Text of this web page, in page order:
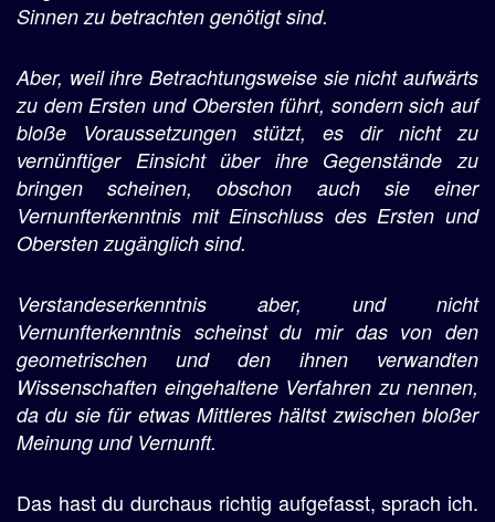
Sinnen zu betrachten genötigt sind.
Aber, weil ihre Betrachtungsweise sie nicht aufwärts
zu dem Ersten und Obersten führt, sondern sich auf
bloße Voraussetzungen stützt, es dir nicht zu
vernünftiger Einsicht über ihre Gegenstände zu
bringen scheinen, obschon auch sie einer
Vernunfterkenntnis mit Einschluss des Ersten und
Obersten zugänglich sind.
Verstandeserkenntnis aber, und nicht
Vernunfterkenntnis scheinst du mir das von den
geometrischen und den ihnen verwandten
Wissenschaften eingehaltene Verfahren zu nennen,
da du sie für etwas Mittleres hältst zwischen bloßer
Meinung und Vernunft.
Das hast du durchaus richtig aufgefasst, sprach ich.